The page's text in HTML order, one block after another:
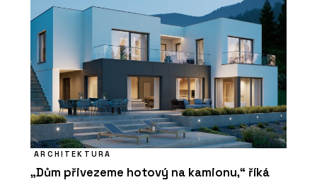
ARCHITEKTURA
„Dům přivezeme hotový na kamionu,“ říká